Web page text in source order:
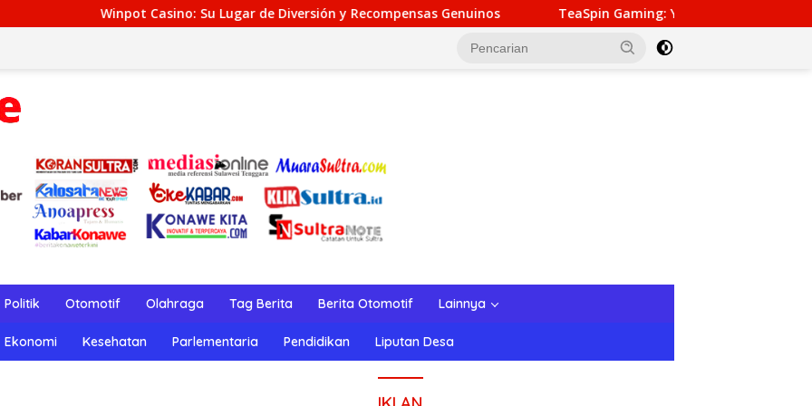
Casino: Su Lugar de Diversión y Recompensas Genuinos TeaSpin Gaming: Your Personal Gateway to Premium
Politik Otomotif Olahraga Tag Berita Berita Otomotif Lainnya
Ekonomi Kesehatan Parlementaria Pendidikan Liputan Desa